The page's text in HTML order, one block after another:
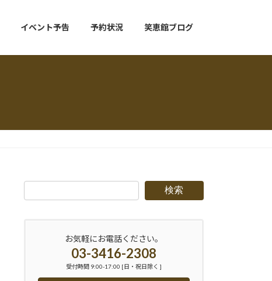
イベント予告 予約状況 笑恵館ブログ
検索
お気軽にお電話ください。
03-3416-2308
受付時間 9:00-17:00 [日・祝日除く ]